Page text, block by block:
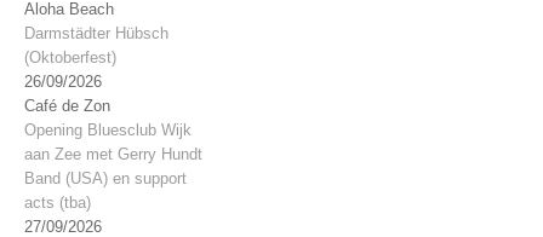
Aloha Beach
Darmstädter Hübsch
(Oktoberfest)
26/09/2026
Café de Zon
Opening Bluesclub Wijk
aan Zee met Gerry Hundt
Band (USA) en support
acts (tba)
27/09/2026